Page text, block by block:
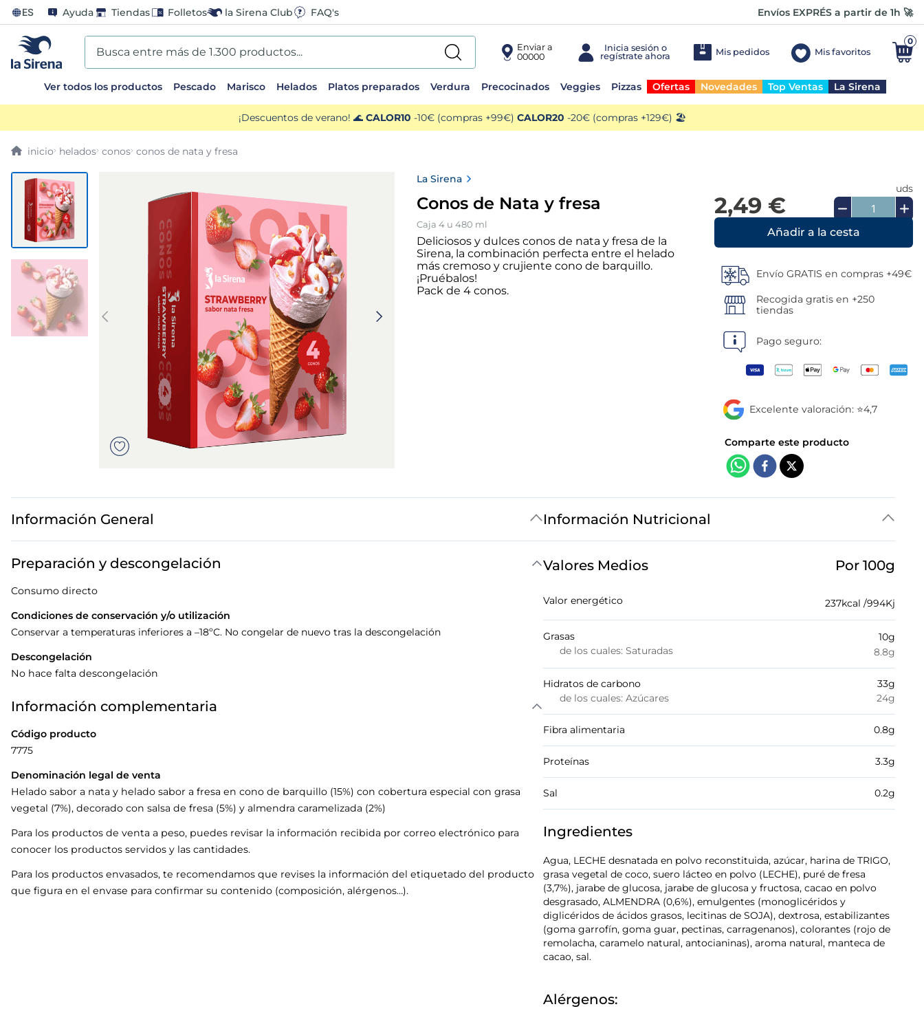
ES Ayuda Tiendas Folletos la Sirena Club FAQ's Envíos EXPRÉS a partir de 1h 🚀
Busca entre más de 1.300 productos...
Enviar a
00000
Mis pedidos Mis favoritos
0
Ver todos los productos Pescado Marisco Helados Platos preparados Verdura Precocinados Veggies Pizzas Ofertas Novedades Top Ventas La Sirena
¡Descuentos de verano! 🌊 CALOR10 -10€ (compras +99€) CALOR20 -20€ (compras +129€) 🏖️
helados conos conos de nata y fresa
La Sirena
Conos de Nata y fresa
Caja 4 u 480 ml
Deliciosos y dulces conos de nata y fresa de la
Sirena, la combinación perfecta entre el helado
más cremoso y crujiente cono de barquillo.
¡Pruébalos!
Pack de 4 conos.
2,49 €
uds
Añadir a la cesta
Envío GRATIS en compras +49€
Recogida gratis en +250
tiendas
Pago seguro:
Excelente valoración: ⭐4,7
Información General
Preparación y descongelación
Consumo directo
Condiciones de conservación y/o utilización
Conservar a temperaturas inferiores a –18ºC. No congelar de nuevo tras la descongelación
Descongelación
No hace falta descongelación
Información complementaria
Código producto
7775
Denominación legal de venta
Helado sabor a nata y helado sabor a fresa en cono de barquillo (15%) con cobertura especial con grasa
vegetal (7%), decorado con salsa de fresa (5%) y almendra caramelizada (2%)
Para los productos de venta a peso, puedes revisar la información recibida por correo electrónico para
conocer los productos servidos y las cantidades.
Para los productos envasados, te recomendamos que revises la información del etiquetado del producto
que figura en el envase para confirmar su contenido (composición, alérgenos…).
Información Nutricional
Valores Medios Por 100g
Valor energético 237kcal /994Kj
Grasas
de los cuales: Saturadas
10g
8.8g
Hidratos de carbono
de los cuales: Azúcares
33g
24g
Fibra alimentaria 0.8g
Proteínas 3.3g
Sal 0.2g
Ingredientes
Agua, LECHE desnatada en polvo reconstituida, azúcar, harina de TRIGO,
grasa vegetal de coco, suero lácteo en polvo (LECHE), puré de fresa
(3,7%), jarabe de glucosa, jarabe de glucosa y fructosa, cacao en polvo
desgrasado, ALMENDRA (0,6%), emulgentes (monoglicéridos y
diglicéridos de ácidos grasos, lecitinas de SOJA), dextrosa, estabilizantes
(goma garrofín, goma guar, pectinas, carragenanos), colorantes (rojo de
remolacha, caramelo natural, antocianinas), aroma natural, manteca de
cacao, sal.
Alérgenos:
TÉRMINOS MÁS BUSCADOS
1. helados sirena
3. patatas
4 gamba
5. verduras
6. croquetas
7. canelones